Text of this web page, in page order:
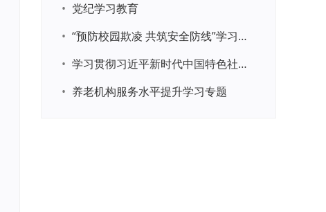
• 党纪学习教育
•
“预防校园欺凌 共筑安全防线”学习专题
•
学习贯彻习近平新时代中国特色社会主义思想主题教育
• 养老机构服务水平提升学习专题